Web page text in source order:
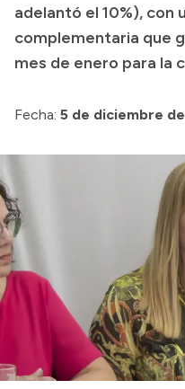
Convocatorias
Intranet
adelantó el 10%), con
complementaria que
mes de enero para la
Fecha: 5 de diciembre